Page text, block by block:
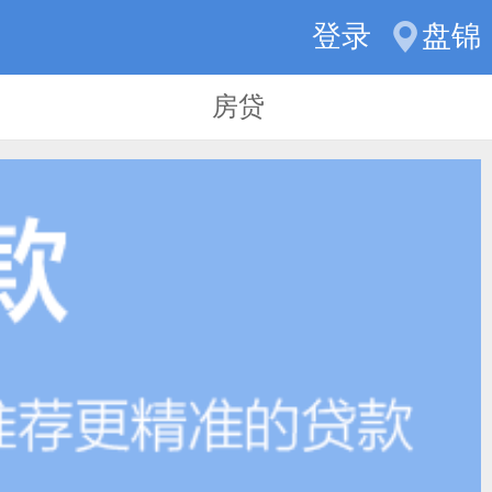
登录 盘锦
房贷